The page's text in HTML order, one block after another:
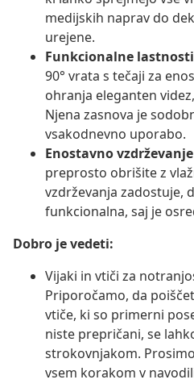
medijskih naprav do
urejene.
Funkcionalne
90° vrata s tečaji za
ohranja eleganten
Njena zasnova je
vsakodnevno uporabo.
Enostavno vzdrževanje
preprosto obrišite z
vzdrževanja zadostuje,
funkcionalna, saj je
Dobro je vedeti:
Vijaki in vtiči za
Priporočamo, da
vtiče, ki so primerni
niste prepričani, se
strokovnjakom.
vsem korakom v